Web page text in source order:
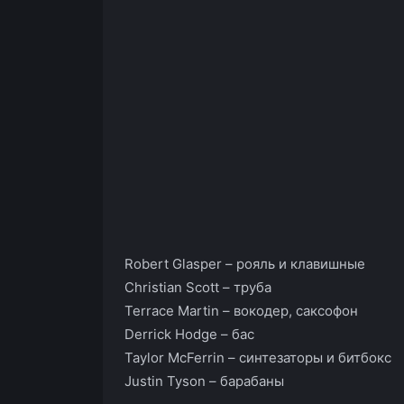
Robert Glasper – рояль и клавишные
Christian Scott – труба
Terrace Martin – вокодер, саксофон
Derrick Hodge – бас
Taylor McFerrin – синтезаторы и битбокс
Justin Tyson – барабаны